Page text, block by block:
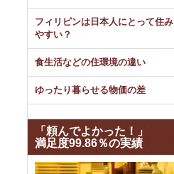
フィリピンは日本人にとって住み
やすい？
食生活などの住環境の違い
ゆったり暮らせる物価の差
「頼んでよかった！」
満足度99.86％の実績